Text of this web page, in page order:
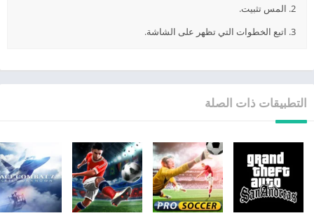
2. المس تثبيت.
3. اتبع الخطوات التي تظهر على الشاشة.
التطبيقات ذات الصلة